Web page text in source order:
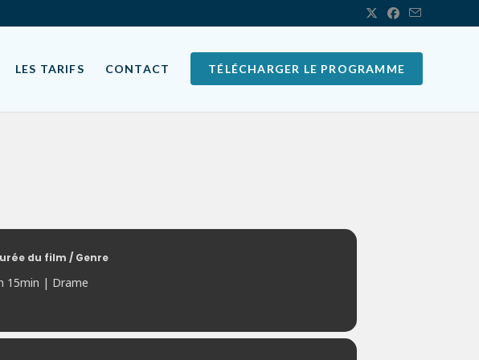
LES TARIFS CONTACT TÉLÉCHARGER LE PROGRAMME
du film / Genre
15min | Drame